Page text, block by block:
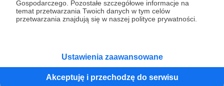
Gospodarczego. Pozostałe szczegółowe informacje na
temat przetwarzania Twoich danych w tym celów
przetwarzania znajdują się w naszej polityce prywatności.
Ustawienia zaawansowane
Akceptuję i przechodzę do serwisu
Twoje wsparcie chcemy wysłać Ciekologiczną
torbę płócienną z baaaaaardzo ciekawym
do sprzątania naszej planety!
- Oczywiście masz też dostęp do bonusów z progów
10, 20 i 40 zł>